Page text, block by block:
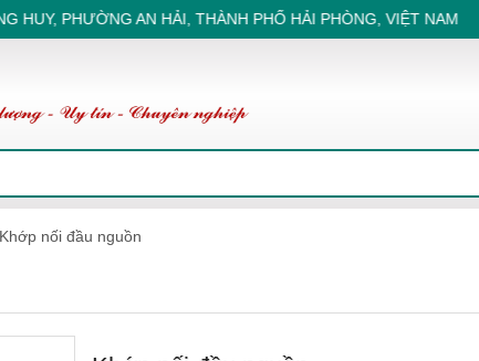
PHƯỜNG AN HẢI, THÀNH PHỐ HẢI PHÒNG, VIỆT
Khớp nối đầu nguồn